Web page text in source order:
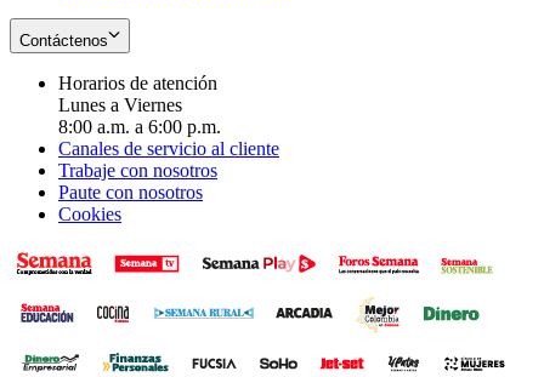
Contáctenos
Horarios de atención
Lunes a Viernes
8:00 a.m. a 6:00 p.m.
Canales de servicio al cliente
Trabaje con nosotros
Paute con nosotros
Cookies